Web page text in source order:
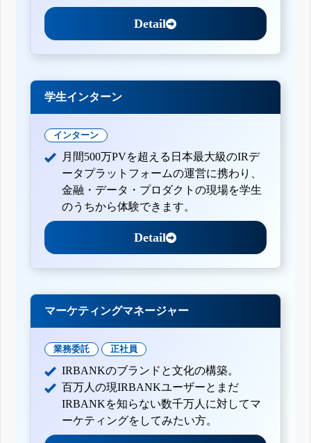
Detail
学生インターン
インターン
月間500万PVを超える日本最大級のIRデ
ータプラットフォームの運営に携わり、
金融・データ・プロダクトの現場を学生
のうちから体験できます。
Detail
マーケティングマネージャー
業務委託 正社員
IRBANKのブランドと文化の構築。
百万人の現IRBANKユーザーとまだ
IRBANKを知らない数千万人に対してマ
ーケティングをしてみたい方。